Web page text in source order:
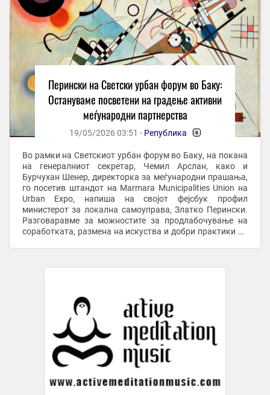
Перински на Светски урбан форум во Баку:
Остануваме посветени на градење активни
меѓународни партнерства
19/05/2026 03:51 - Република -
Во рамки на Светскиот урбан форум во Баку, на покана
на генералниот секретар, Чемил Арслан, како и
Бурчухан Шенер, директорка за меѓународни прашања,
го посетив штандот на Marmara Municipalities Union на
Urban Expo, напиша на својот фејсбук профил
министерот за локална самоуправа, Златко Перински.
Разговаравме за можностите за продлабочување на
соработката, размена на искуства и добри практики во